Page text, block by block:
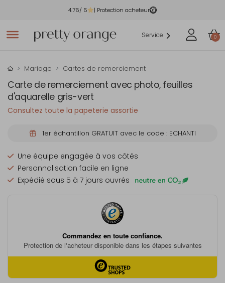
4.76/ 5 | Protection acheteur
Service 0
Mariage Cartes de remerciement
Carte de remerciement avec photo, feuilles
d'aquarelle gris-vert
Consultez toute la papeterie assortie
1er échantillon GRATUIT avec le code : ECHANTI
Une équipe engagée à vos côtés
Personnalisation facile en ligne
Expédié sous 5 à 7 jours ouvrés